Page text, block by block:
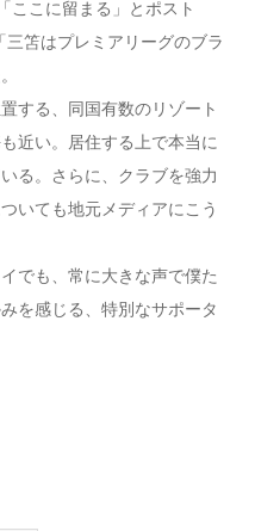
ここに留まる」とポスト
笘はプレミアリーグのブラ
する、同国有数のリゾート
近い。居住する上で本当に
る。さらに、クラブを強力
いても地元メディアにこう
でも、常に大きな声で僕た
を感じる、特別なサポータ